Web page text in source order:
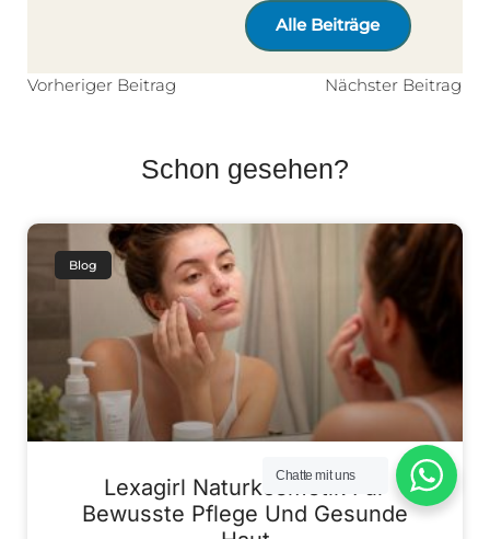
Alle Beiträge
Vorheriger Beitrag Nächster Beitrag
Schon gesehen?
Blog
Lexagirl Naturkosmetik Für
Bewusste Pflege Und Gesunde
Chatte mit uns